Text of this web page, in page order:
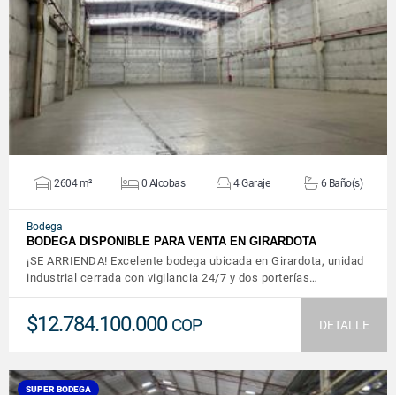
VER DETALLES
2604 m² 0 Alcobas 4 Garaje 6 Baño(s)
Bodega
BODEGA DISPONIBLE PARA VENTA EN GIRARDOTA
¡SE ARRIENDA! Excelente bodega ubicada en Girardota, unidad
industrial cerrada con vigilancia 24/7 y dos porterías…
$12.784.100.000 COP DETALLE
SUPER BODEGA